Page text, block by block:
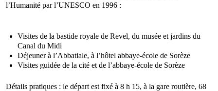
l’Humanité par l’UNESCO en 1996 :
Visites de la bastide royale de Revel, du musée et jardins du
Canal du Midi
Déjeuner à l’Abbatiale, à l’hôtel abbaye-école de Sorèze
Visites guidée de la cité et de l’abbaye-école de Sorèze
Détails pratiques : le départ est fixé à 8 h 15, à la gare routière, 68